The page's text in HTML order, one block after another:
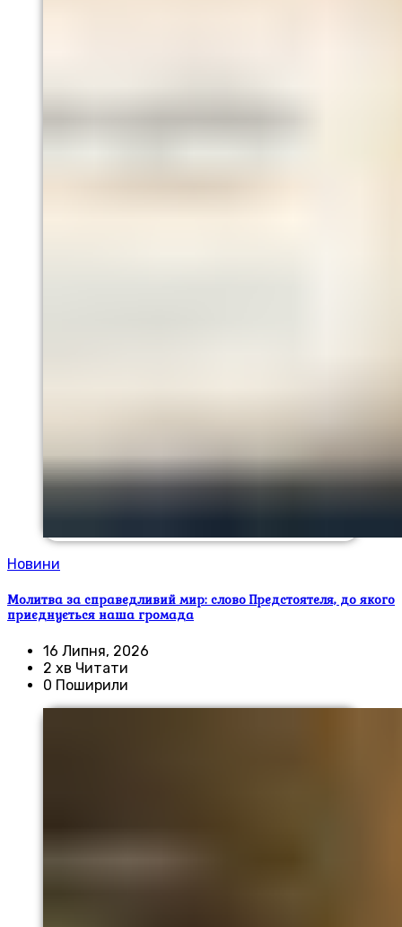
Новини
Молитва за справедливий мир: слово Предстоятеля, до якого
приєднується наша громада
16 Липня, 2026
2 хв Читати
0 Поширили